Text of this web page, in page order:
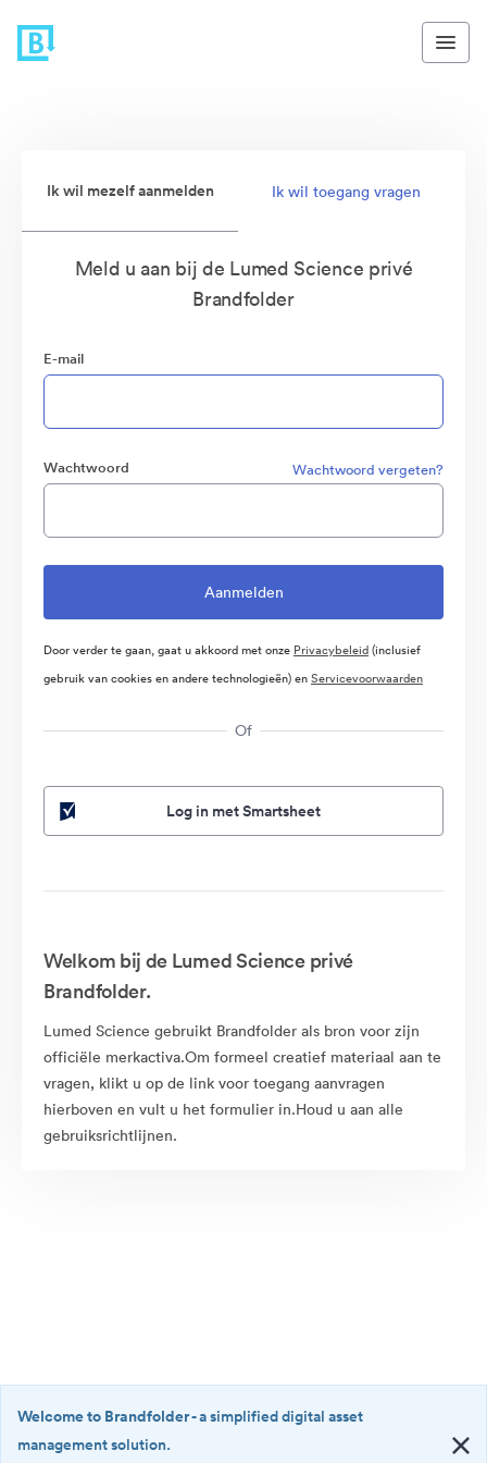
Ik wil mezelf aanmelden Ik wil toegang vragen
Meld u aan bij de Lumed Science privé
Brandfolder
E-mail
Wachtwoord Wachtwoord vergeten?
Door verder te gaan, gaat u akkoord met onze Privacybeleid(inclusief
gebruik van cookies en andere technologieën) enServicevoorwaarden
Of
Log in met Smartsheet
Welkom bij de Lumed Science privé
Brandfolder.
Lumed Science gebruikt Brandfolder als bron voor zijn
officiële merkactiva.Om formeel creatief materiaal aan te
vragen, klikt u op de link voor toegang aanvragen
hierboven en vult u het formulier in.Houd u aan alle
gebruiksrichtlijnen.
Welcome to Brandfolder- a simplified digital asset
management solution.